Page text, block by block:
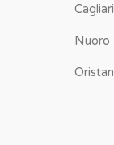
Nuoro